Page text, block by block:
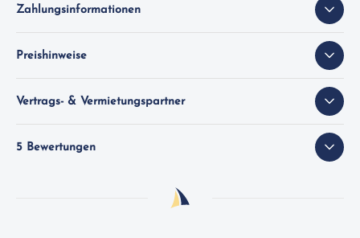
Zahlungsinformationen
Preishinweise
Vertrags- & Vermietungspartner
5 Bewertungen